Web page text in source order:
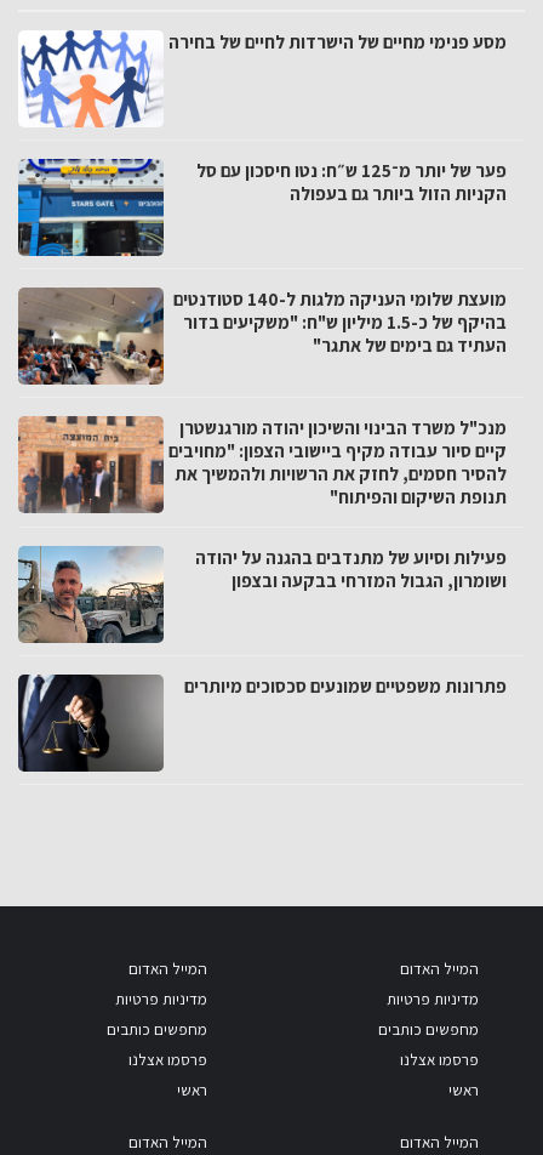
מסע פנימי מחיים של הישרדות לחיים של בחירה
פער של יותר מ־125 ש״ח: נטו חיסכון עם סל
הקניות הזול ביותר גם בעפולה
מועצת שלומי העניקה מלגות ל-140 סטודנטים
בהיקף של כ-1.5 מיליון ש"ח: "משקיעים בדור
העתיד גם בימים של אתגר"
מנכ"ל משרד הבינוי והשיכון יהודה מורגנשטרן
קיים סיור עבודה מקיף ביישובי הצפון: "מחויבים
להסיר חסמים, לחזק את הרשויות ולהמשיך את
תנופת השיקום והפיתוח"
פעילות וסיוע של מתנדבים בהגנה על יהודה
ושומרון, הגבול המזרחי בבקעה ובצפון
פתרונות משפטיים שמונעים סכסוכים מיותרים
המייל האדום
מדיניות פרטיות
מחפשים כותבים
פרסמו אצלנו
ראשי
המייל האדום
מדיניות פרטיות
מחפשים כותבים
פרסמו אצלנו
ראשי
המייל האדום המייל האדום